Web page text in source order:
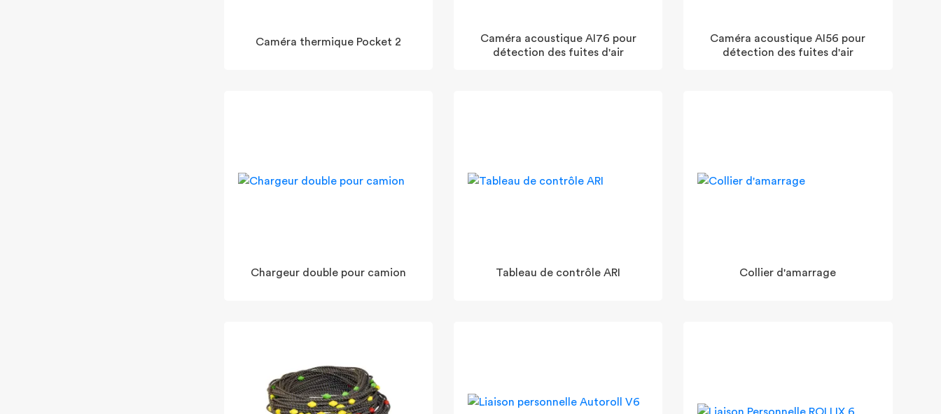
Caméra thermique Pocket 2
Caméra acoustique AI76 pour
détection des fuites d'air
Caméra acoustique AI56 pour
détection des fuites d'air
Chargeur double pour camion Tableau de contrôle ARI Collier d'amarrage